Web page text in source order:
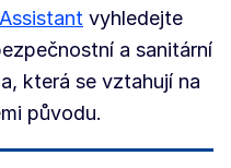
vyhledejte
a sanitární
která se vztahují na
původu.